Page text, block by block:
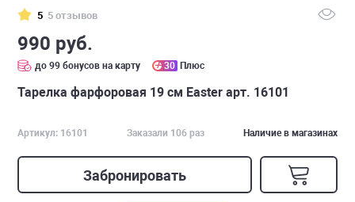
5 5 отзывов
990 руб.
до 99 бонусов на карту 30 Плюс
Тарелка фарфоровая 19 см Easter арт. 16101
Артикул: 16101 Заказали 106 раз Наличие в магазинах
Забронировать